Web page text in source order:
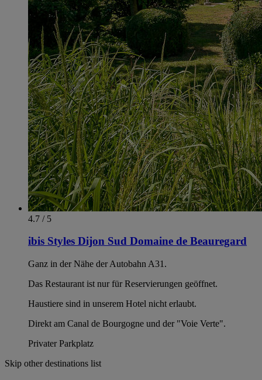
4.7 / 5
ibis Styles Dijon Sud Domaine de Beauregard
Ganz in der Nähe der Autobahn A31.
Das Restaurant ist nur für Reservierungen geöffnet.
Haustiere sind in unserem Hotel nicht erlaubt.
Direkt am Canal de Bourgogne und der "Voie Verte".
Privater Parkplatz
Skip other destinations list